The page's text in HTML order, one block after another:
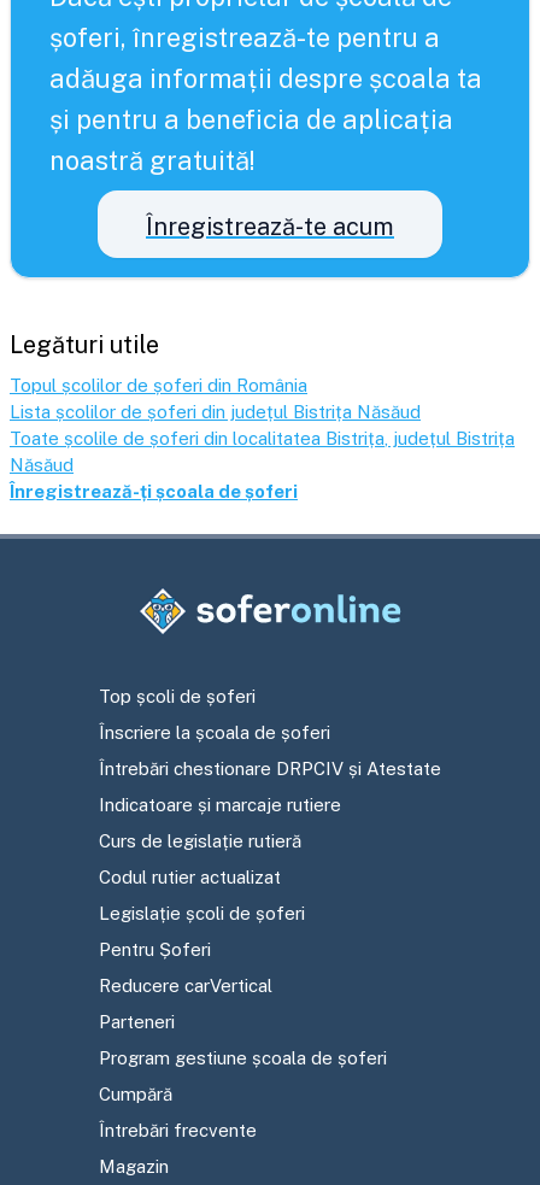
șoferi, înregistrează-te pentru a
adăuga informații despre școala ta
și pentru a beneficia de aplicația
noastră gratuită!
Înregistrează-te acum
Legături utile
Topul școlilor de șoferi din România
Lista școlilor de șoferi din județul Bistrița Năsăud
Toate școlile de șoferi din localitatea Bistrița , județul Bistrița
Năsăud
Înregistrează-ți școala de șoferi
Top școli de șoferi
Înscriere la școala de șoferi
Întrebări chestionare DRPCIV și Atestate
Indicatoare și marcaje rutiere
Curs de legislație rutieră
Codul rutier actualizat
Legislație școli de șoferi
Pentru Șoferi
Reducere carVertical
Parteneri
Program gestiune școala de șoferi
Cumpără
Întrebări frecvente
Magazin